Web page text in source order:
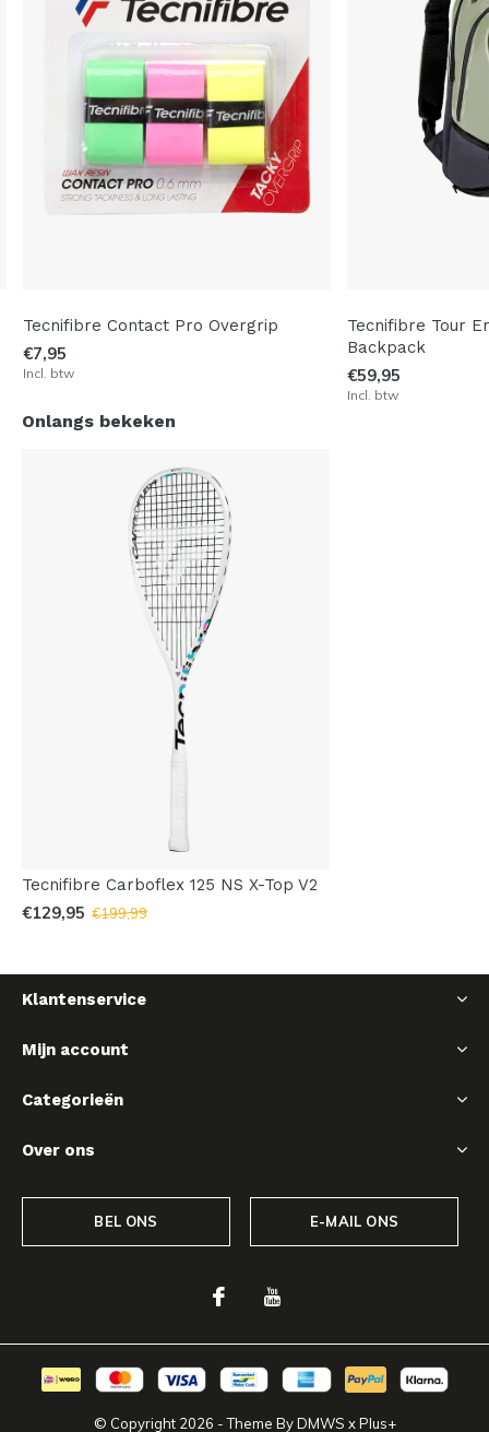
Tecnifibre Contact Pro Overgrip
€7,95
Incl. btw
Tecnifibre Tour
Backpack
€59,95
Incl. btw
Onlangs bekeken
Tecnifibre Carboflex 125 NS X-Top V2
€129,95 €199,99
Klantenservice
Mijn account
Categorieën
Over ons
BEL ONS E-MAIL ONS
© Copyright 2026 - Theme ByDMWS xPlus+